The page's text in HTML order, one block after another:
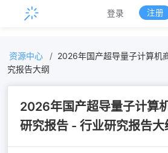
登录 注册
资源中心 / 2026年国产超导量子计算机
究报告大纲
2026年国产超导量子计算
研究报告 - 行业研究报告大